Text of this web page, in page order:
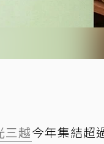
三越今年集結超